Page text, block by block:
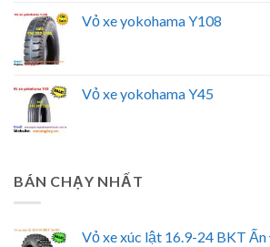
Vỏ xe yokohama Y108
Vỏ xe yokohama Y45
BÁN CHẠY NHẤT
Vỏ xe xúc lật 16.9-24 BKT